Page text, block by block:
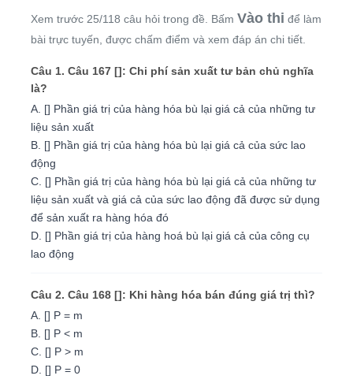
Xem trước 25/118 câu hỏi trong đề. Bấm Vào thi để làm
bài trực tuyến, được chấm điểm và xem đáp án chi tiết.
Câu 1. Câu 167 []: Chi phí sản xuất tư bản chủ nghĩa
là?
A. [] Phần giá trị của hàng hóa bù lại giá cả của những tư
liệu sản xuất
B. [] Phần giá trị của hàng hóa bù lại giá cả của sức lao
động
C. [] Phần giá trị của hàng hóa bù lại giá cả của những tư
liệu sản xuất và giá cả của sức lao động đã được sử dụng
để sản xuất ra hàng hóa đó
D. [] Phần giá trị của hàng hoá bù lại giá cả của công cụ
lao động
Câu 2. Câu 168 []: Khi hàng hóa bán đúng giá trị thì?
A. [] P = m
B. [] P < m
C. [] P > m
D. [] P = 0